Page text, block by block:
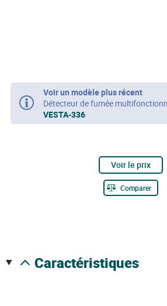
Voir un modèle plus récent
Détecteur de fumée
VESTA-336
Voir le prix
Comparer
caractéristiques